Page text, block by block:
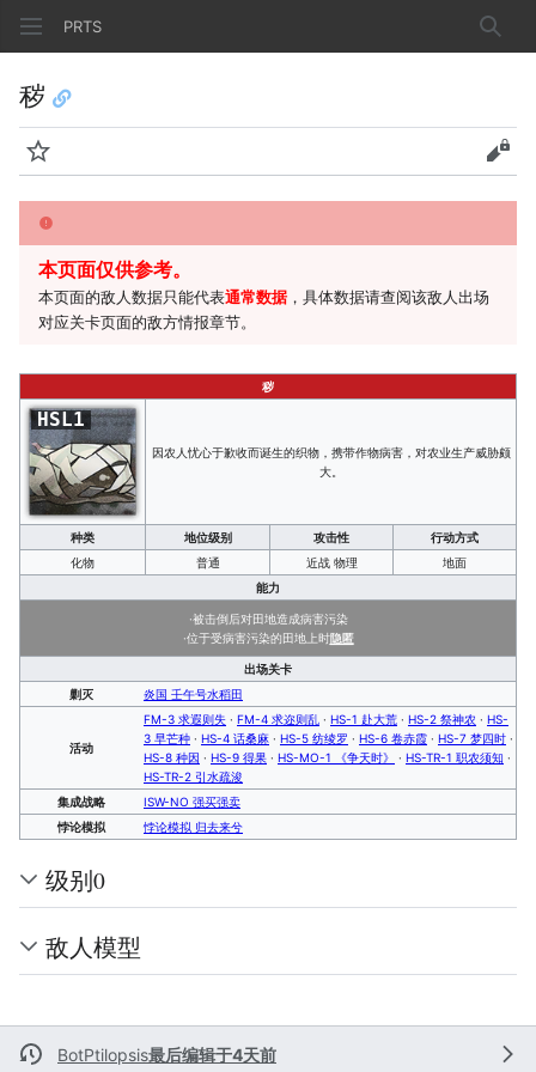
PRTS 搜索
秽
监视 查看
本页面仅供参考。
本页面的敌人数据只能代表通常数据 ，具体数据请查阅该敌人出场
对应关卡页面的敌方情报章节。
秽
HSL1
因农人忧心于歉收而诞生的织物，携带作物病害，对农业生产威胁颇
大。
种类 地位级别 攻击性
行动方式
化物
普通 近战 物理
地面
能力
·被击倒后对田地造成病害污染
·位于受病害污染的田地上时隐匿
出场关卡
剿灭
炎国 壬午号水稻田
活动
FM-3 求遐则失 · FM-4 求迩则乱 · HS-1 赴大荒 · HS-2 祭神农 · HS-
3 早芒种 · HS-4 话桑麻 · HS-5 纺绫罗 · HS-6 卷赤霞 · HS-7 梦四时 ·
HS-8 种因 · HS-9 得果 · HS-MO-1 《争天时》 · HS-TR-1 职农须知 ·
HS-TR-2 引水疏浚
集成战略
ISW-NO 强买强卖
悖论模拟
悖论模拟 归去来兮
级别0
敌人模型
BotPtilopsis最后编辑于4天前